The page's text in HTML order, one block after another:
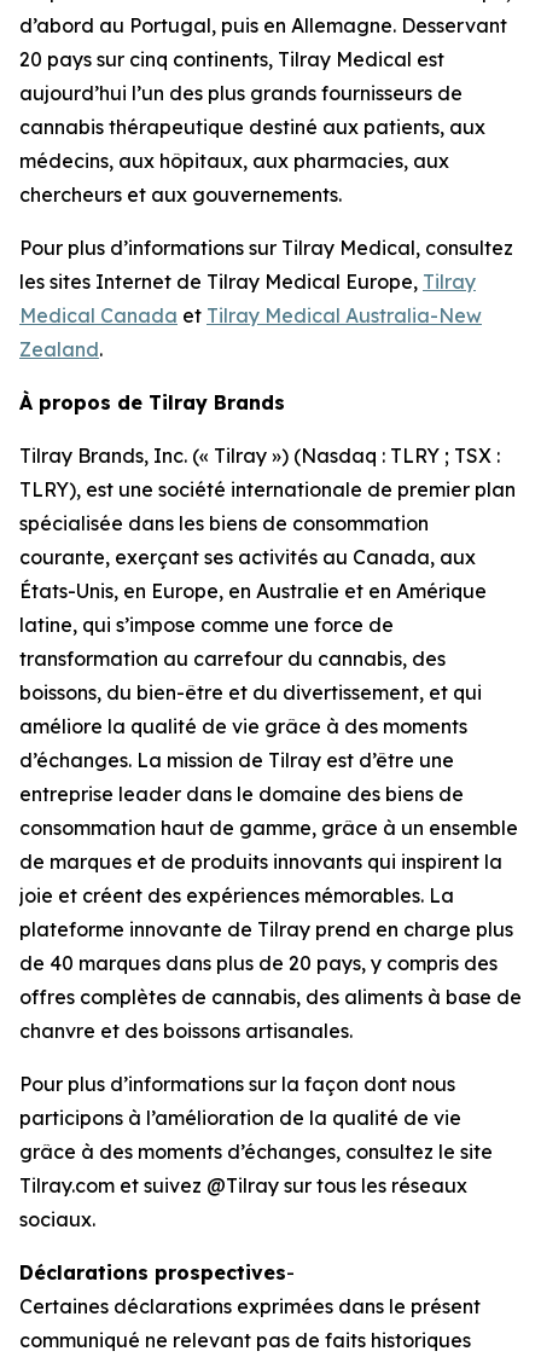
d’abord au Portugal, puis en Allemagne. Desservant
20 pays sur cinq continents, Tilray Medical est
aujourd’hui l’un des plus grands fournisseurs de
cannabis thérapeutique destiné aux patients, aux
médecins, aux hôpitaux, aux pharmacies, aux
chercheurs et aux gouvernements.
Pour plus d’informations sur Tilray Medical, consultez
les sites Internet de Tilray Medical Europe, Tilray
Medical Canada et Tilray Medical Australia-New
Zealand.
À propos de Tilray Brands
Tilray Brands, Inc. (« Tilray ») (Nasdaq : TLRY ; TSX :
TLRY), est une société internationale de premier plan
spécialisée dans les biens de consommation
courante, exerçant ses activités au Canada, aux
États-Unis, en Europe, en Australie et en Amérique
latine, qui s’impose comme une force de
transformation au carrefour du cannabis, des
boissons, du bien-être et du divertissement, et qui
améliore la qualité de vie grâce à des moments
d’échanges. La mission de Tilray est d’être une
entreprise leader dans le domaine des biens de
consommation haut de gamme, grâce à un ensemble
de marques et de produits innovants qui inspirent la
joie et créent des expériences mémorables. La
plateforme innovante de Tilray prend en charge plus
de 40 marques dans plus de 20 pays, y compris des
offres complètes de cannabis, des aliments à base de
chanvre et des boissons artisanales.
Pour plus d’informations sur la façon dont nous
participons à l’amélioration de la qualité de vie
grâce à des moments d’échanges, consultez le site
Tilray.com et suivez @Tilray sur tous les réseaux
sociaux.
Déclarations prospectives-
Certaines déclarations exprimées dans le présent
communiqué ne relevant pas de faits historiques